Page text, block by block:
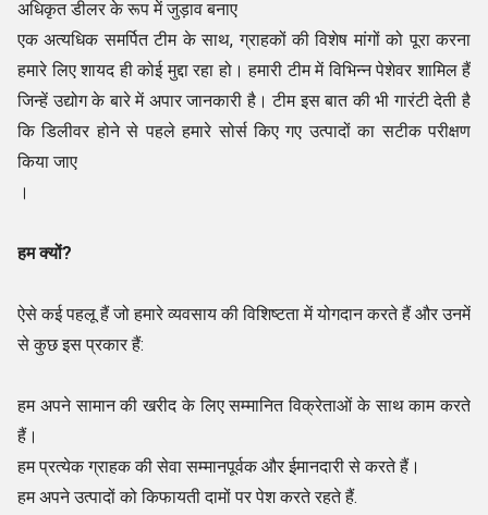
अधिकृत डीलर के रूप में जुड़ाव बनाए
एक अत्यधिक समर्पित टीम के साथ, ग्राहकों की विशेष मांगों को पूरा करना
हमारे लिए शायद ही कोई मुद्दा रहा हो। हमारी टीम में विभिन्न पेशेवर शामिल हैं
जिन्हें उद्योग के बारे में अपार जानकारी है। टीम इस बात की भी गारंटी देती है
कि डिलीवर होने से पहले हमारे सोर्स किए गए उत्पादों का सटीक परीक्षण
किया जाए
।
हम क्यों?
ऐसे कई पहलू हैं जो हमारे व्यवसाय की विशिष्टता में योगदान करते हैं और उनमें
से कुछ इस प्रकार हैं:
हम अपने सामान की खरीद के लिए सम्मानित विक्रेताओं के साथ काम करते
हैं।
हम प्रत्येक ग्राहक की सेवा सम्मानपूर्वक और ईमानदारी से करते हैं।
हम अपने उत्पादों को किफायती दामों पर पेश करते रहते हैं.